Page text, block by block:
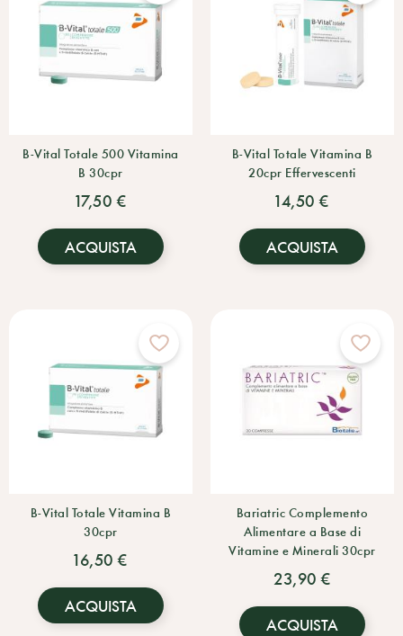
B-Vital Totale 500 Vitamina
B 30cpr
17,50 €
ACQUISTA
B-Vital Totale Vitamina B
20cpr Effervescenti
14,50 €
ACQUISTA
B-Vital Totale Vitamina B
30cpr
16,50 €
ACQUISTA
Bariatric Complemento
Alimentare a Base di
Vitamine e Minerali 30cpr
23,90 €
ACQUISTA